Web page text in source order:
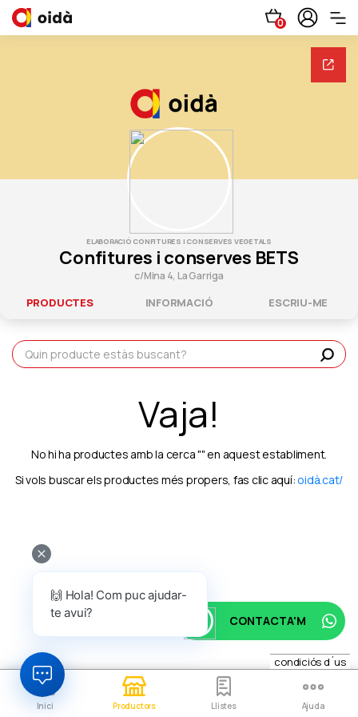
0
ELABORACIÓ CONFITURES I CONSERVES VEGETALS
Confitures i conserves BETS
c/Mina 4, La Garriga
PRODUCTES INFORMACIÓ ESCRIU-ME
Vaja!
No hi ha productes amb la cerca "" en aquest establiment.
Si vols buscar els productes més propers, fas clic aquí:oidà.cat/
condiciós d´us
Inici Productors Llistes Ajuda
CONTACTA'M
🙌 Hola! Com puc ajudar-
te avui?